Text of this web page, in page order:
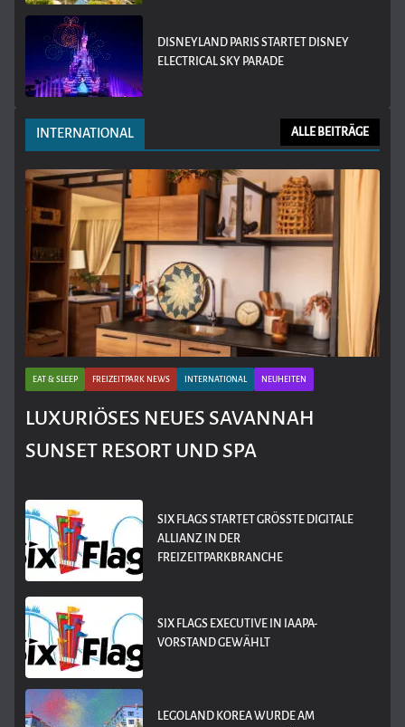
DISNEYLAND PARIS STARTET DISNEY
ELECTRICAL SKY PARADE
INTERNATIONAL ALLE BEITRÄGE
EAT & SLEEP FREIZEITPARK NEWS INTERNATIONAL NEUHEITEN
LUXURIÖSES NEUES SAVANNAH
SUNSET RESORT UND SPA
SIX FLAGS STARTET GRÖSSTE DIGITALE A
LLIANZ IN DER F
REIZEITPARKBRANCHE
SIX FLAGS EXECUTIVE IN IAAPA-
VORSTAND GEWÄHLT
LEGOLAND KOREA WURDE AM